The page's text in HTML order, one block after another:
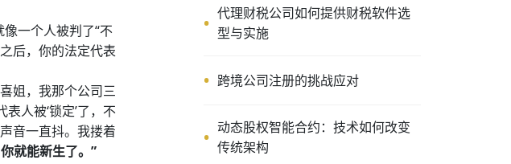
一个人被判了“不
后，你的法定代表
姐，我那个公司三
人被‘锁定’了，不
音一直抖。我搂着
就能新生了。”
代理财税公司如何提供财税软件选
型与实施
跨境公司注册的挑战应对
动态股权智能合约：技术如何改变
传统架构